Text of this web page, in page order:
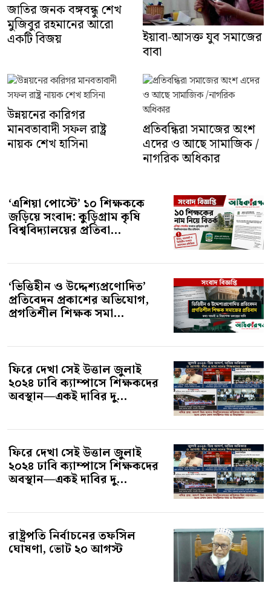
জাতির জনক বঙ্গবন্ধু শেখ
মুজিবুর রহমানের আরো
একটি বিজয় ইয়াবা-আসক্ত যুব সমাজের
বাবা
উন্নয়নের কারিগর
মানবতাবাদী সফল রাষ্ট্র
নায়ক শেখ হাসিনা
প্রতিবন্ধিরা সমাজের অংশ
এদের ও আছে সামাজিক /
নাগরিক অধিকার
‘এশিয়া পোস্টে’ ১০ শিক্ষককে
জড়িয়ে সংবাদ: কুড়িগ্রাম কৃষি
বিশ্ববিদ্যালয়ের প্রতিবা...
‘ভিত্তিহীন ও উদ্দেশ্যপ্রণোদিত’
প্রতিবেদন প্রকাশের অভিযোগ,
প্রগতিশীল শিক্ষক সমা...
ফিরে দেখা সেই উত্তাল জুলাই
২০২৪ ঢাবি ক্যাম্পাসে শিক্ষকদের
অবস্থান—একই দাবির দু...
ফিরে দেখা সেই উত্তাল জুলাই
২০২৪ ঢাবি ক্যাম্পাসে শিক্ষকদের
অবস্থান—একই দাবির দু...
রাষ্ট্রপতি নির্বাচনের তফসিল
ঘোষণা, ভোট ২০ আগস্ট